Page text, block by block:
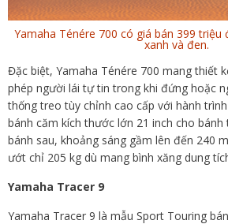
Yamaha Ténére 700 có giá bán 399 triệu
xanh và đen.
Đặc biệt, Yamaha Ténére 700 mang thiết
phép người lái tự tin trong khi đứng hoặc
thống treo tùy chỉnh cao cấp với hành
bánh căm kích thước lớn 21 inch cho
bánh sau, khoảng sáng gầm lên đến 240
ướt chỉ 205 kg dù mang bình xăng dung
Yamaha Tracer 9
Yamaha Tracer 9 là mẫu Sport Touring